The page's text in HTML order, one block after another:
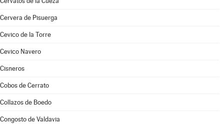
Cervera de Pisuerga
Cevico de la Torre
Cevico Navero
Cisneros
Cobos de Cerrato
Collazos de Boedo
Congosto de Valdavia